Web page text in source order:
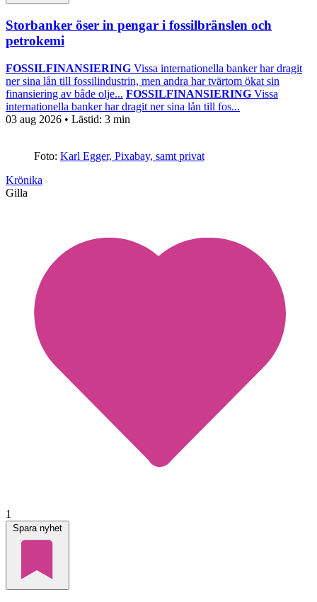
Storbanker öser in pengar i fossilbränslen och
petrokemi
FOSSILFINANSIERING Vissa internationella banker har dragit
ner sina lån till fossilindustrin, men andra har tvärtom ökat sin
finansiering av både olje... FOSSILFINANSIERING Vissa
internationella banker har dragit ner sina lån till fos...
03 aug 2026 • Lästid: 3 min
Foto: Karl Egger, Pixabay, samt privat
Krönika
Gilla
1
Spara nyhet